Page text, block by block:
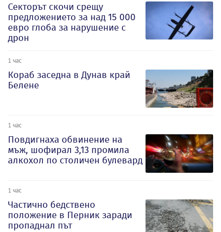
Секторът скочи срещу
предложението за над 15 000
евро глоба за нарушение с
дрон
1 час
Кораб заседна в Дунав край
Белене
1 час
Повдигнаха обвинение на
мъж, шофирал 3,13 промила
алкохол по столичен булевард
1 час
Частично бедствено
положение в Перник заради
пропаднал път